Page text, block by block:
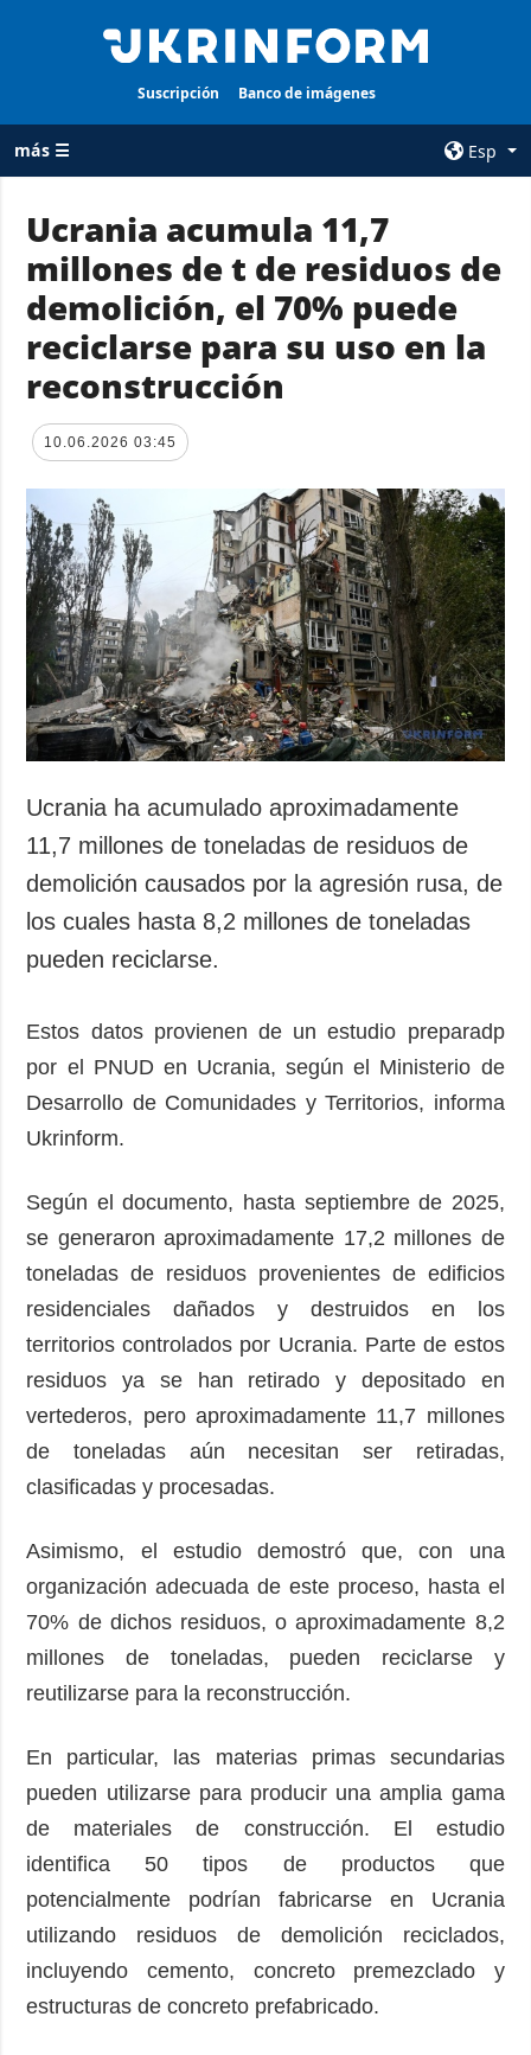
Suscripción Banco de imágenes
más ☰
Esp
TODAS LAS
CATEGORÍAS
Guerra
Reconstrucción
de Ucrania
Política
Economía
Defensa
Sociedad y
Cultura
Deportes
Crimen
Desastres y
emergencias
AGENCIA
sobre la agencia
contacto
privacidad y
protección de
datos personales
ADICIONAL
Podcasts
Publicaciones
Entrevistas
Fotos
Video
SERVICIOS
Suscripción
Banco de
imágenes
Ucrania acumula 11,7
millones de t de residuos de
demolición, el 70% puede
reciclarse para su uso en la
reconstrucción
10.06.2026 03:45
Ucrania ha acumulado aproximadamente
11,7 millones de toneladas de residuos de
demolición causados por la agresión rusa, de
los cuales hasta 8,2 millones de toneladas
pueden reciclarse.
Estos datos provienen de un estudio preparadp
por el PNUD en Ucrania, según el Ministerio de
Desarrollo de Comunidades y Territorios, informa
Ukrinform.
Según el documento, hasta septiembre de 2025,
se generaron aproximadamente 17,2 millones de
toneladas de residuos provenientes de edificios
residenciales dañados y destruidos en los
territorios controlados por Ucrania. Parte de estos
residuos ya se han retirado y depositado en
vertederos, pero aproximadamente 11,7 millones
de toneladas aún necesitan ser retiradas,
clasificadas y procesadas.
Asimismo, el estudio demostró que, con una
organización adecuada de este proceso, hasta el
70% de dichos residuos, o aproximadamente 8,2
millones de toneladas, pueden reciclarse y
reutilizarse para la reconstrucción.
En particular, las materias primas secundarias
pueden utilizarse para producir una amplia gama
de materiales de construcción. El estudio
identifica 50 tipos de productos que
potencialmente podrían fabricarse en Ucrania
utilizando residuos de demolición reciclados,
incluyendo cemento, concreto premezclado y
estructuras de concreto prefabricado.